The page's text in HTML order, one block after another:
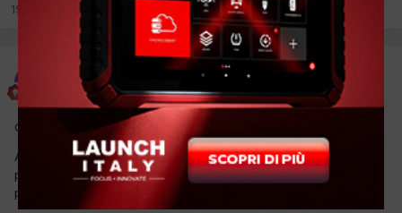
15 Luglio 2010
Nino0788
Inviato15 Luglio 2010
Ciao a tutti,
A qualcuno di voi è capitato di fare esperimenti del genere?
perchè io penso di provare questa cosa e vorrei dei vostri
pareri....tipo un turbo di 330d.